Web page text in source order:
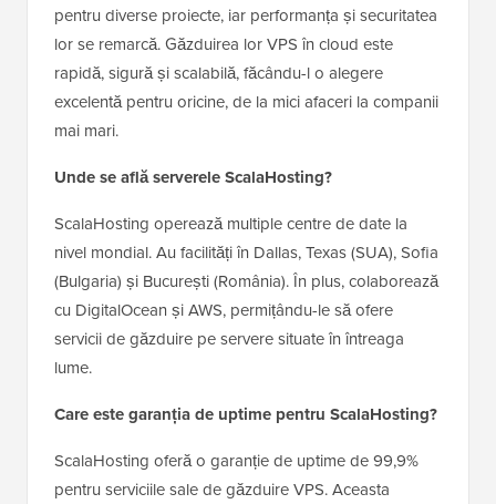
pentru diverse proiecte, iar performanța și securitatea
lor se remarcă. Găzduirea lor VPS în cloud este
rapidă, sigură și scalabilă, făcându-l o alegere
excelentă pentru oricine, de la mici afaceri la companii
mai mari.
Unde se află serverele ScalaHosting?
ScalaHosting operează multiple centre de date la
nivel mondial. Au facilități în Dallas, Texas (SUA), Sofia
(Bulgaria) și București (România). În plus, colaborează
cu DigitalOcean și AWS, permițându-le să ofere
servicii de găzduire pe servere situate în întreaga
lume.
Care este garanția de uptime pentru ScalaHosting?
ScalaHosting oferă o garanție de uptime de 99,9%
pentru serviciile sale de găzduire VPS. Aceasta